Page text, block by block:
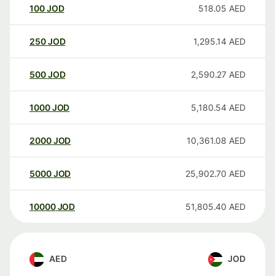
100JOD 518.05 AED
250JOD 1,295.14 AED
500JOD 2,590.27 AED
1000JOD 5,180.54 AED
2000JOD 10,361.08 AED
5000JOD 25,902.70 AED
10000 JOD 51,805.40 AED
AED JOD